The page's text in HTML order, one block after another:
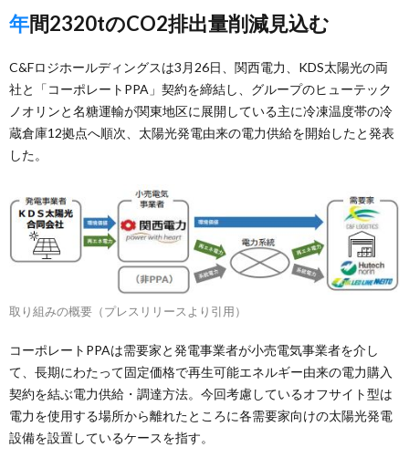
年間2320tのCO2排出量削減見込む
C&Fロジホールディングスは3月26日、関西電力、KDS太陽光の両
社と「コーポレートPPA」契約を締結し、グループのヒューテック
ノオリンと名糖運輸が関東地区に展開している主に冷凍温度帯の冷
蔵倉庫12拠点へ順次、太陽光発電由来の電力供給を開始したと発表
した。
取り組みの概要（プレスリリースより引用）
コーポレートPPAは需要家と発電事業者が小売電気事業者を介し
て、長期にわたって固定価格で再生可能エネルギー由来の電力購入
契約を結ぶ電力供給・調達方法。今回考慮しているオフサイト型は
電力を使用する場所から離れたところに各需要家向けの太陽光発電
設備を設置しているケースを指す。